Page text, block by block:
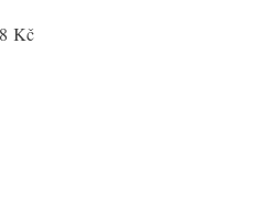
Kč